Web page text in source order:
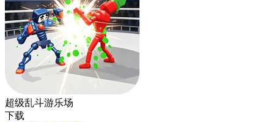
超级乱斗游乐场
下载